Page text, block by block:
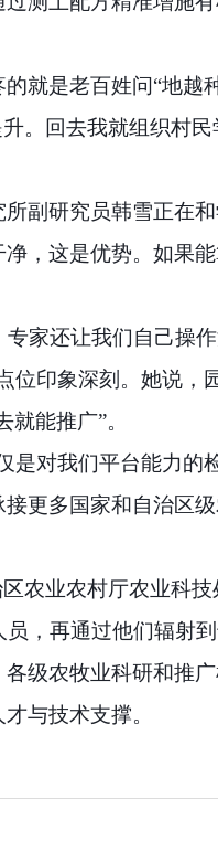
就是老百姓问“地越
。回去我就组织村
副研究员韩雪正在
，这是优势。如果
家还让我们自己操
位印象深刻。她说，
能推广”。
是对我们平台能力的
更多国家和自治区
农业农村厅农业科
，再通过他们辐射
级农牧业科研和推
与技术支撑。